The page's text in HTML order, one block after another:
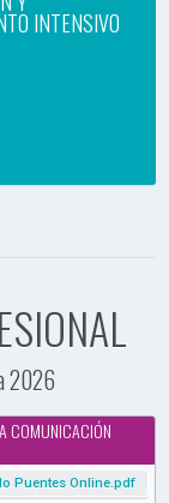
INTENSIVO
2026
COMUNICACIÓN
Puentes Online.pdf